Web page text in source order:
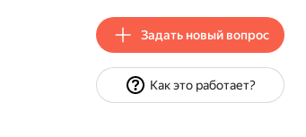
Задать новый вопрос
Как это работает?